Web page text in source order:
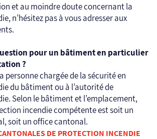
et au moindre doute concernant la
n’hésitez pas à vous adresser aux
pour un bâtiment en particulier
?
personne chargée de la sécurité en
du bâtiment ou à l’autorité de
Selon le bâtiment et l’emplacement,
incendie compétente est soit un
soit un office cantonal.
DE PROTECTION INCENDIE